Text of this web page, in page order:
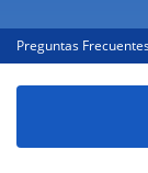
Preguntas